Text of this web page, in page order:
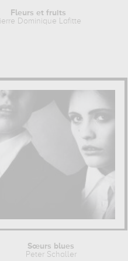
Fleurs et fruits
Dominique Lafitte
Sœurs blues
Peter Schaller